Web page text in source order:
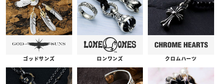
ゴッドサンズ ロンワンズ クロムハーツ